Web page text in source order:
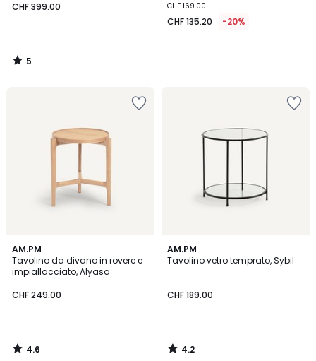
CHF 399.00
5
/
CHF 169.00
CHF 135.20 -20%
AM.PM
Tavolino da divano in rovere e
impiallacciato, Alyasa
CHF 249.00
4.6
/ 5
4.6
/
AM.PM
Tavolino vetro temprato, Sybil
CHF 189.00
4.2
/ 5
4.2
/